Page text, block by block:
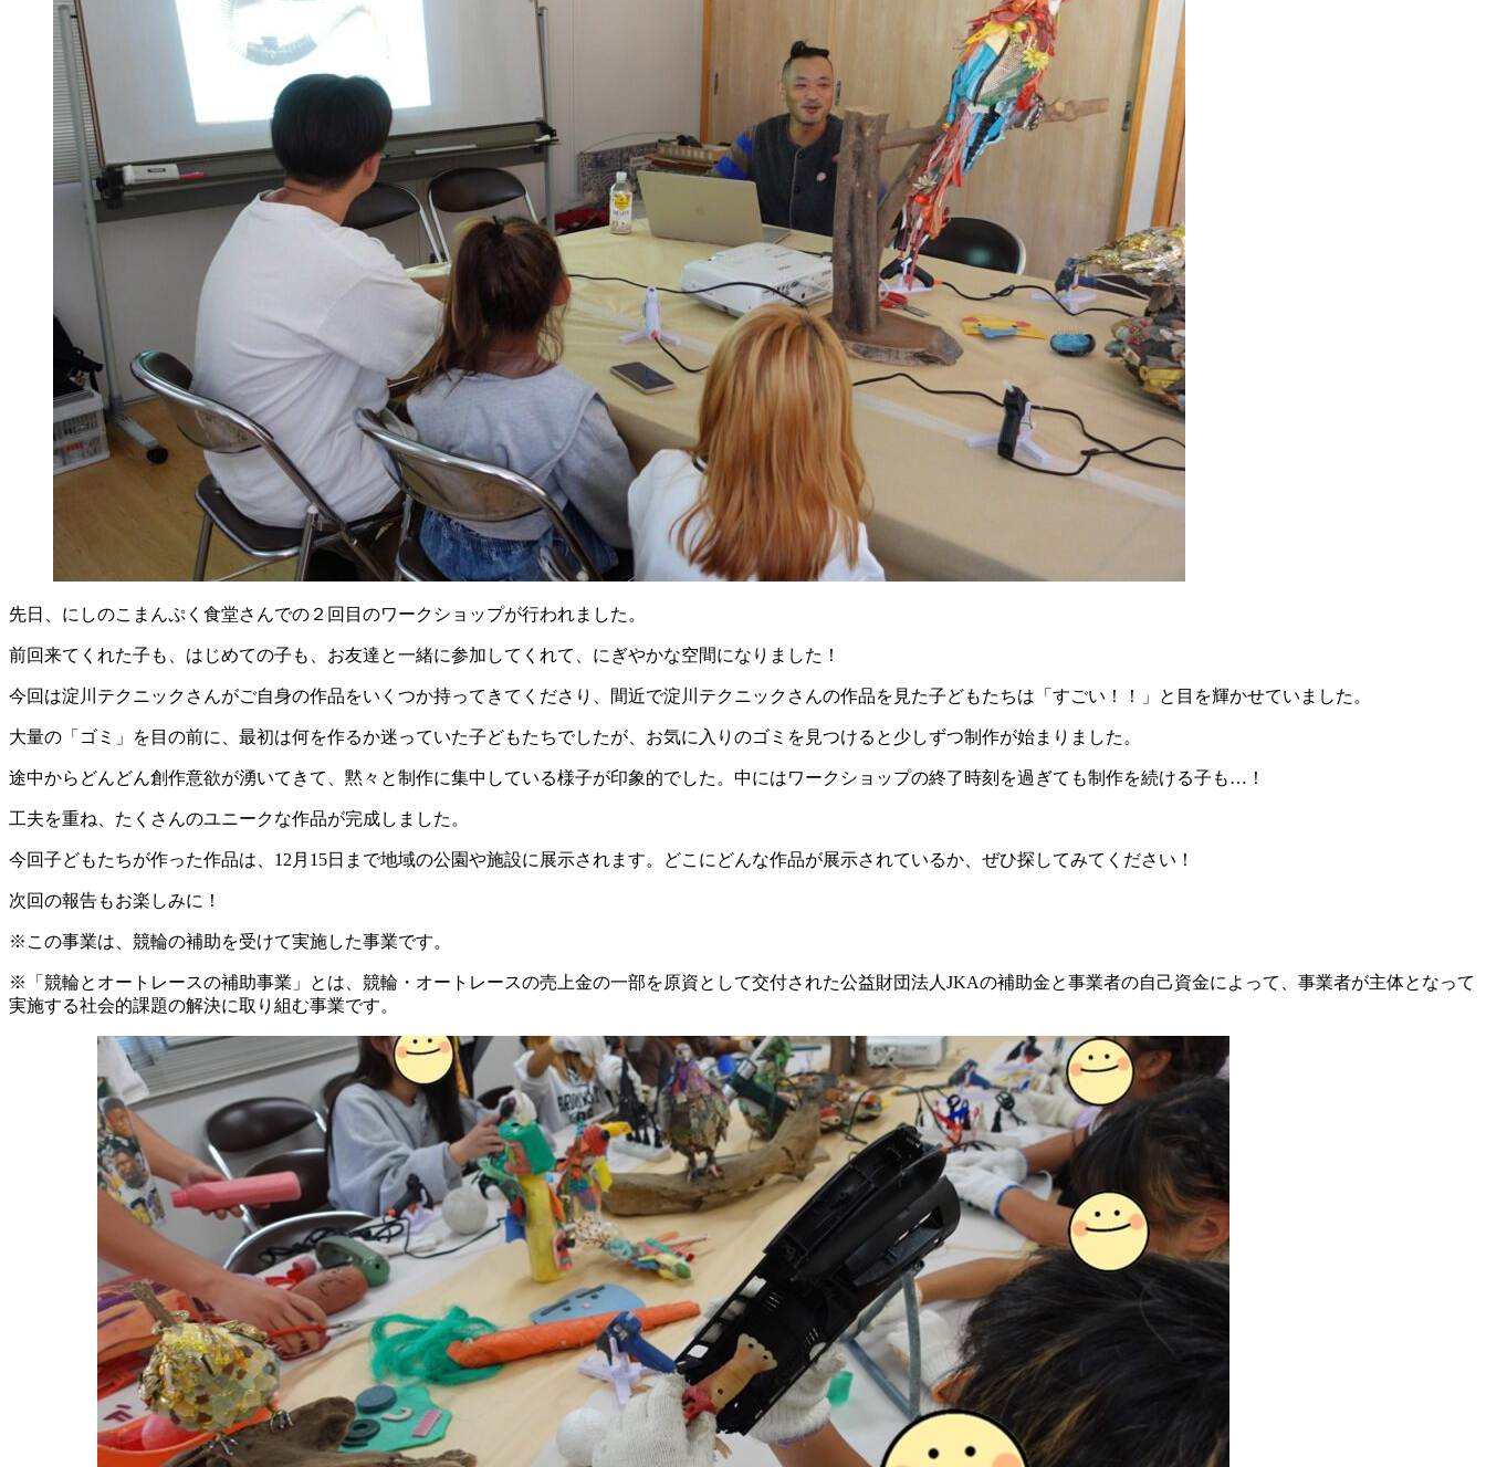
先日、にしのこまんぷく食堂さんでの２回目のワークショップが行われました。
前回来てくれた子も、はじめての子も、お友達と一緒に参加してくれて、にぎやかな空間になりました！
今回は淀川テクニックさんがご自身の作品をいくつか持ってきてくださり、間近で淀川テクニックさんの作品を見た子どもたちは「すごい！！」と目を輝かせていました。
大量の「ゴミ」を目の前に、最初は何を作るか迷っていた子どもたちでしたが、お気に入りのゴミを見つけると少しずつ制作が始まりました。
途中からどんどん創作意欲が湧いてきて、黙々と制作に集中している様子が印象的でした。中にはワークショップの終了時刻を過ぎても制作を続ける子も…！
工夫を重ね、たくさんのユニークな作品が完成しました。
今回子どもたちが作った作品は、12月15日まで地域の公園や施設に展示されます。どこにどんな作品が展示されているか、ぜひ探してみてください！
次回の報告もお楽しみに！
※この事業は、競輪の補助を受けて実施した事業です。
※「競輪とオートレースの補助事業」とは、競輪・オートレースの売上金の一部を原資として交付された公益財団法人JKAの補助金と事業者の自己資金によって、事業者が主体となって
実施する社会的課題の解決に取り組む事業です。